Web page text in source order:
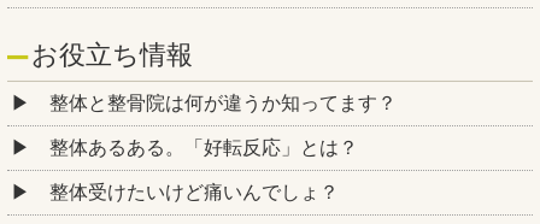
お役立ち情報
整体と整骨院は何が違うか知ってます？
整体あるある。「好転反応」とは？
整体受けたいけど痛いんでしょ？